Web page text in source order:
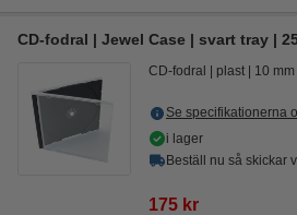
CD-fodral | Jewel Case | svart tray |
CD-fodral plast 10 mm
Se specifikationerna
i lager
Beställ nu så skickar
175 kr